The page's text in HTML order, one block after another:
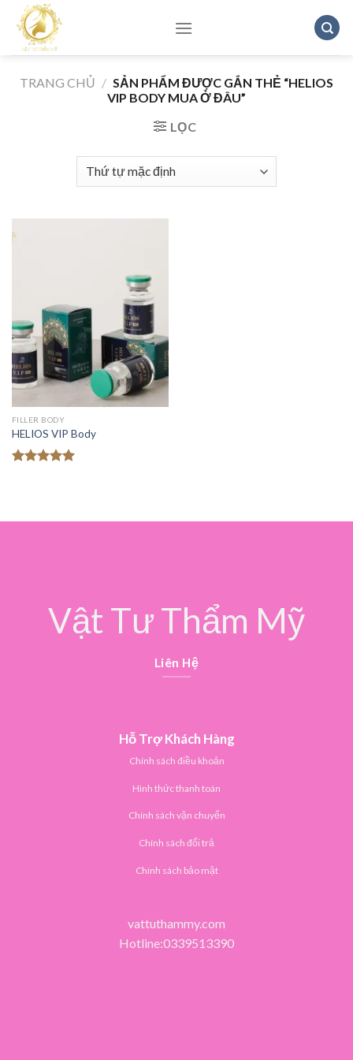
content
TRANG CHỦ / SẢN PHẨM ĐƯỢC GẮN THẺ “HELIOS
VIP BODY MUA Ở ĐÂU”
LỌC
FILLER BODY
HELIOS VIP Body
Vật Tư Thẩm Mỹ
Liên Hệ
Hỗ Trợ Khách Hàng
Chính sách điều khoản
Hình thức thanh toán
Chính sách vận chuyển
Chính sách đổi trả
Chính sách bảo mật
vattuthammy.com
Hotline:0339513390